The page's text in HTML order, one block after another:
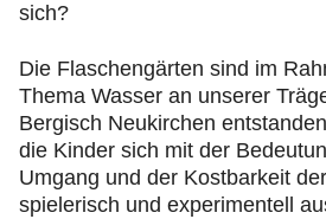
sich?
Die Flaschengärten sind im
Thema Wasser an unserer
Bergisch Neukirchen
die Kinder sich mit der
Umgang und der Kostbarkeit
spielerisch und experimentell